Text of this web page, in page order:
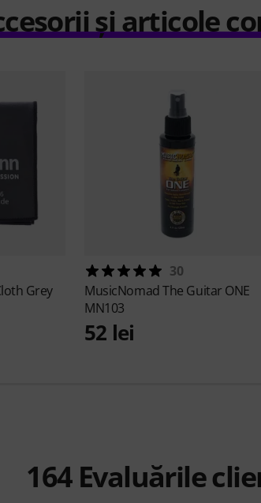
și articole
Grey
30
MusicNomadThe Guitar ONE
MN103
52 lei
164Evaluările